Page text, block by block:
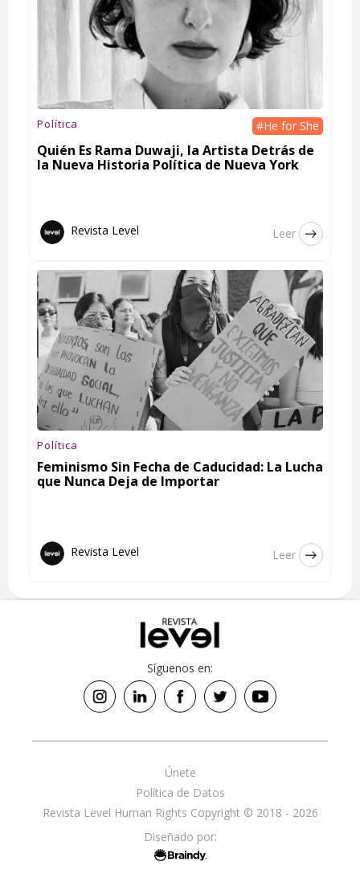
Política #He for She
Quién Es Rama Duwaji, la Artista Detrás de
la Nueva Historia Política de Nueva York
Revista Level Leer
Política
Feminismo Sin Fecha de Caducidad: La Lucha
que Nunca Deja de Importar
Revista Level Leer
Síguenos en:
Revista Level Human Rights Copyright © 2018 - 2026
Política de Datos
Únete
Diseñado por: